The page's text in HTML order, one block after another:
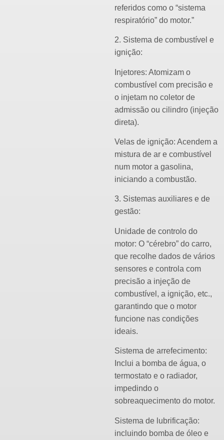
referidos como o “sistema
respiratório” do motor.”
2. Sistema de combustível e
ignição:
Injetores: Atomizam o
combustível com precisão e
o injetam no coletor de
admissão ou cilindro (injeção
direta).
Velas de ignição: Acendem a
mistura de ar e combustível
num motor a gasolina,
iniciando a combustão.
3. Sistemas auxiliares e de
gestão:
Unidade de controlo do
motor: O “cérebro” do carro,
que recolhe dados de vários
sensores e controla com
precisão a injeção de
combustível, a ignição, etc.,
garantindo que o motor
funcione nas condições
ideais.
Sistema de arrefecimento:
Inclui a bomba de água, o
termostato e o radiador,
impedindo o
sobreaquecimento do motor.
Sistema de lubrificação:
incluindo bomba de óleo e